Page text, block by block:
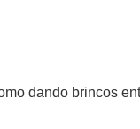
dando brincos